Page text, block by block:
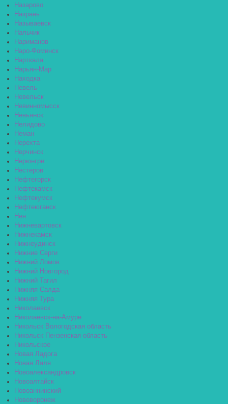
Назарово
Назрань
Называевск
Нальчик
Нариманов
Наро-Фоминск
Нарткала
Нарьян-Мар
Находка
Невель
Невельск
Невинномысск
Невьянск
Нелидово
Неман
Нерехта
Нерчинск
Нерюнгри
Нестеров
Нефтегорск
Нефтекамск
Нефтекумск
Нефтеюганск
Нея
Нижневартовск
Нижнекамск
Нижнеудинск
Нижние Серги
Нижний Ломов
Нижний Новгород
Нижний Тагил
Нижняя Салда
Нижняя Тура
Николаевск
Николаевск-на-Амуре
Никольск Вологодская область
Никольск Пензенская область
Никольское
Новая Ладога
Новая Ляля
Новоалександровск
Новоалтайск
Новоаннинский
Нововоронеж